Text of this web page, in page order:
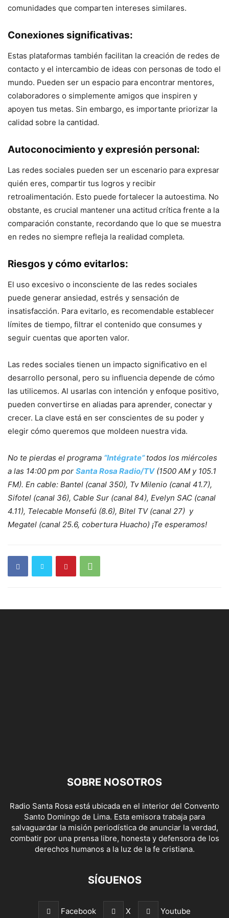
comunidades que comparten intereses similares.
Conexiones significativas:
Estas plataformas también facilitan la creación de redes de
contacto y el intercambio de ideas con personas de todo el
mundo. Pueden ser un espacio para encontrar mentores,
colaboradores o simplemente amigos que inspiren y
apoyen tus metas. Sin embargo, es importante priorizar la
calidad sobre la cantidad.
Autoconocimiento y expresión personal:
Las redes sociales pueden ser un escenario para expresar
quién eres, compartir tus logros y recibir
retroalimentación. Esto puede fortalecer la autoestima. No
obstante, es crucial mantener una actitud crítica frente a la
comparación constante, recordando que lo que se muestra
en redes no siempre refleja la realidad completa.
Riesgos y cómo evitarlos:
El uso excesivo o inconsciente de las redes sociales
puede generar ansiedad, estrés y sensación de
insatisfacción. Para evitarlo, es recomendable establecer
límites de tiempo, filtrar el contenido que consumes y
seguir cuentas que aporten valor.
Las redes sociales tienen un impacto significativo en el
desarrollo personal, pero su influencia depende de cómo
las utilicemos. Al usarlas con intención y enfoque positivo,
pueden convertirse en aliadas para aprender, conectar y
crecer. La clave está en ser conscientes de su poder y
elegir cómo queremos que moldeen nuestra vida.
No te pierdas el programa “Intégrate”todos los miércoles
a las 14:00 pm por Santa Rosa Radio/TV (1500 AM y 105.1
FM). En cable: Bantel (canal 350), Tv Milenio (canal 41.7),
Sifotel (canal 36), Cable Sur (canal 84), Evelyn SAC (canal
4.11), Telecable Monsefú (8.6), Bitel TV (canal 27) y
Megatel (canal 25.6, cobertura Huacho) ¡Te esperamos!
SOBRE NOSOTROS
Radio Santa Rosa está ubicada en el interior del Convento
Santo Domingo de Lima. Esta emisora trabaja para
salvaguardar la misión periodística de anunciar la verdad,
combatir por una prensa libre, honesta y defensora de los
derechos humanos a la luz de la fe cristiana.
SÍGUENOS
Facebook X Youtube